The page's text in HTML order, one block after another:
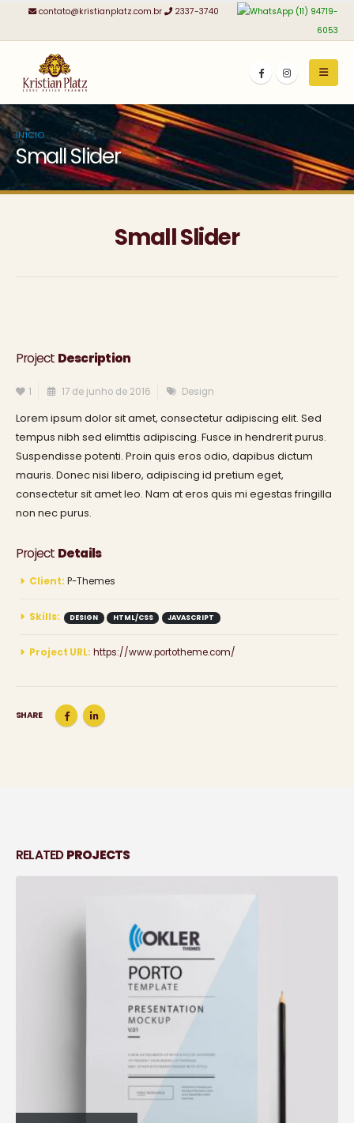
contato@kristianplatz.com.br 2337-3740
(11) 94719-
6053
INÍCIO SMALL SLIDER
Small Slider
Small Slider
Project Description
1 17 de junho de 2016 Design
Lorem ipsum dolor sit amet, consectetur adipiscing elit. Sed
tempus nibh sed elimttis adipiscing. Fusce in hendrerit purus.
Suspendisse potenti. Proin quis eros odio, dapibus dictum
mauris. Donec nisi libero, adipiscing id pretium eget,
consectetur sit amet leo. Nam at eros quis mi egestas fringilla
non nec purus.
Project Details
Client: P-Themes
Skills: DESIGN HTML/CSS JAVASCRIPT
Project URL: https://www.portotheme.com/
SHARE
RELATEDPROJECTS